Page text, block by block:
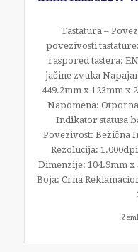
Tastatura –
povezivosti
raspored tastera:
jačine zvuka
449.2mm x 123mm x
Napomena:
Indikator statusa
Povezivost: Bežična
Rezolucija:
Dimenzije: 104.9mm x
Boja: Crna